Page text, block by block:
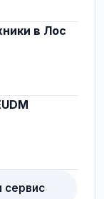
в Лос
сервис